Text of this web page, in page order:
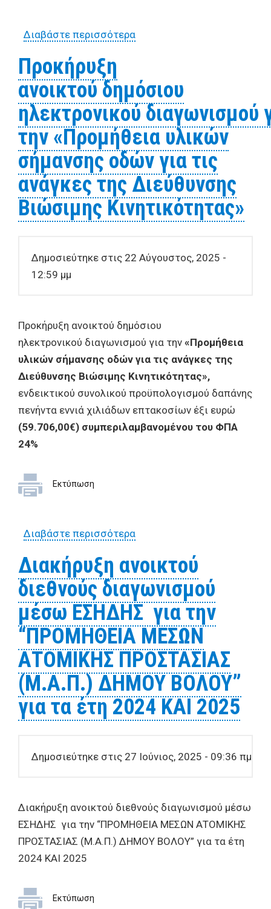
Διαβάστε περισσότεραγια Προκήρυξη δημόσιου
«Περισυλλογή, ημερήσια
φιλοξενία-φροντίδα,
καθαριότητα, επανένταξη
και τροφοδοσία ταϊστρών
αδέσποτων ζώων
συντροφιάς (σκυλιών) των
Δημοτικών Ενοτήτων του
Δήμου Βόλου» διάρκειας
δώδεκα μηνών
Προκήρυξη
ανοικτού δημόσιου
ηλεκτρονικού διαγωνισμού
την «Προμήθεια υλικών
σήμανσης οδών για τις
ανάγκες της Διεύθυνσης
Βιώσιμης Κινητικότητας»
Δημοσιεύτηκε στις 22 Αύγουστος, 2025 -
12:59 μμ
Προκήρυξη ανοικτού δημόσιου
ηλεκτρονικού διαγωνισμού για την «Προμήθεια
υλικών σήμανσης οδών για τις ανάγκες της
Διεύθυνσης Βιώσιμης Κινητικότητας»,
ενδεικτικού συνολικού προϋπολογισμού δαπάνης
πενήντα εννιά χιλιάδων επτακοσίων έξι ευρώ
(59.706,00€) συμπεριλαμβανομένου του ΦΠΑ
24%
Εκτύπωση
Διαβάστε περισσότεραγια Προκήρυξη
ηλεκτρονικού διαγωνισμού
την «Προμήθεια υλικών
σήμανσης οδών για τις
ανάγκες της Διεύθυνσης
Βιώσιμης Κινητικότητας»
Διακήρυξη ανοικτού
διεθνούς διαγωνισμού
μέσω ΕΣΗΔΗΣ για την
“ΠΡΟΜΗΘΕΙΑ ΜΕΣΩΝ
ΑΤΟΜΙΚΗΣ ΠΡΟΣΤΑΣΙΑΣ
(Μ.Α.Π.) ΔΗΜΟΥ ΒΟΛΟΥ”
για τα έτη 2024 ΚΑΙ 2025
Δημοσιεύτηκε στις 27 Ιούνιος, 2025 - 09:36 πμ
Διακήρυξη ανοικτού διεθνούς διαγωνισμού μέσω
ΕΣΗΔΗΣ για την “ΠΡΟΜΗΘΕΙΑ ΜΕΣΩΝ ΑΤΟΜΙΚΗΣ
ΠΡΟΣΤΑΣΙΑΣ (Μ.Α.Π.) ΔΗΜΟΥ ΒΟΛΟΥ” για τα έτη
2024 ΚΑΙ 2025
Εκτύπωση